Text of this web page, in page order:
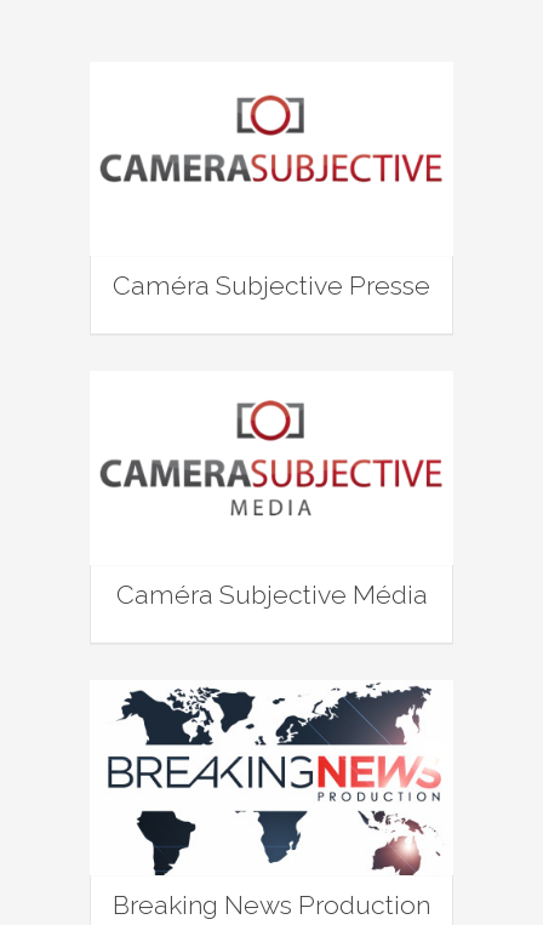
Caméra Subjective Presse
Caméra Subjective Média
Breaking News Production